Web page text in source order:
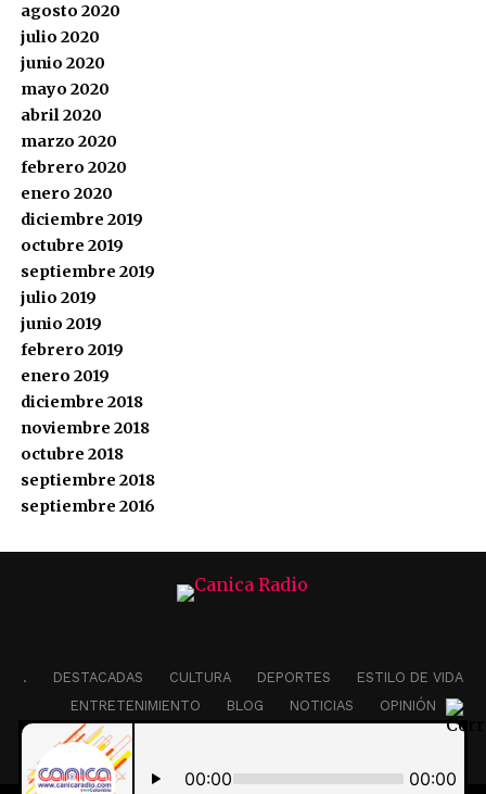
agosto 2020
julio 2020
junio 2020
mayo 2020
abril 2020
marzo 2020
febrero 2020
enero 2020
diciembre 2019
octubre 2019
septiembre 2019
julio 2019
junio 2019
febrero 2019
enero 2019
diciembre 2018
noviembre 2018
octubre 2018
septiembre 2018
septiembre 2016
. DESTACADAS CULTURA DEPORTES
ESTILO DE VIDA
ENTRETENIMIENTO
BLOG NOTICIAS
OPINIÓN